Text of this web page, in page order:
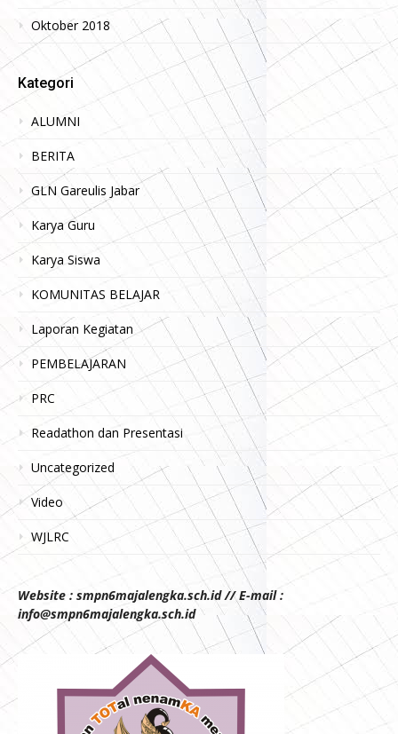
Oktober 2018
Kategori
ALUMNI
BERITA
GLN Gareulis Jabar
Karya Guru
Karya Siswa
KOMUNITAS BELAJAR
Laporan Kegiatan
PEMBELAJARAN
PRC
Readathon dan Presentasi
Uncategorized
Video
WJLRC
Website : smpn6majalengka.sch.id // E-mail :
info@smpn6majalengka.sch.id